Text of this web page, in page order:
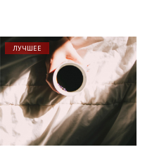
ЛУЧШЕЕ